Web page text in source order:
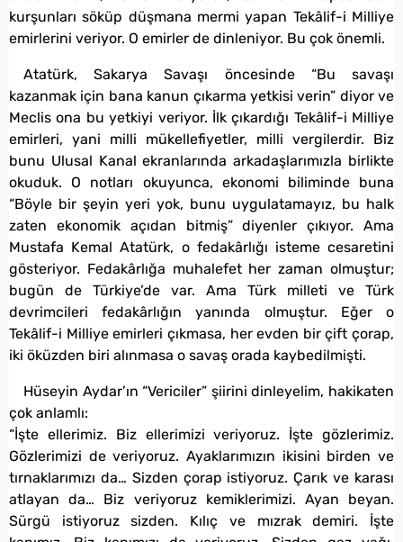
kurşunları söküp düşmana mermi yapan Tekâlif-i Milliye
emirlerini veriyor. O emirler de dinleniyor. Bu çok önemli.
Atatürk, Sakarya Savaşı öncesinde “Bu savaşı
kazanmak için bana kanun çıkarma yetkisi verin” diyor ve
Meclis ona bu yetkiyi veriyor. İlk çıkardığı Tekâlif-i Milliye
emirleri, yani milli mükellefiyetler, milli vergilerdir. Biz
bunu Ulusal Kanal ekranlarında arkadaşlarımızla birlikte
okuduk. O notları okuyunca, ekonomi biliminde buna
“Böyle bir şeyin yeri yok, bunu uygulatamayız, bu halk
zaten ekonomik açıdan bitmiş” diyenler çıkıyor. Ama
Mustafa Kemal Atatürk, o fedakârlığı isteme cesaretini
gösteriyor. Fedakârlığa muhalefet her zaman olmuştur;
bugün de Türkiye’de var. Ama Türk milleti ve Türk
devrimcileri fedakârlığın yanında olmuştur. Eğer o
Tekâlif-i Milliye emirleri çıkmasa, her evden bir çift çorap,
iki öküzden biri alınmasa o savaş orada kaybedilmişti.
Hüseyin Aydar’ın “Vericiler” şiirini dinleyelim, hakikaten
çok anlamlı:
“İşte ellerimiz. Biz ellerimizi veriyoruz. İşte gözlerimiz.
Gözlerimizi de veriyoruz. Ayaklarımızın ikisini birden ve
tırnaklarımızı da… Sizden çorap istiyoruz. Çarık ve karası
atlayan da… Biz veriyoruz kemiklerimizi. Ayan beyan.
Sürgü istiyoruz sizden. Kılıç ve mızrak demiri. İşte